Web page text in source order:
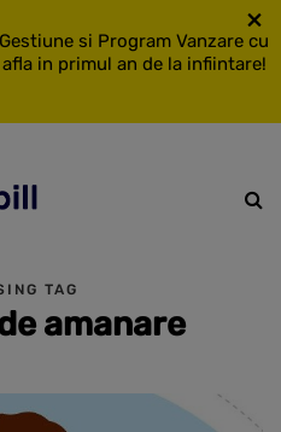
si Program Vanzare cu
in primul an de la infiintare!
×
TAG
amanare